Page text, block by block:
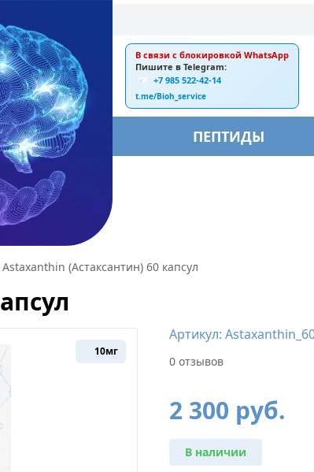
В связи с блокировкой WhatsApp
Пишите в Telegram:
+7 985 522-42-14
t.me/Bioh_service
ПЕПТИДЫ
Astaxanthin (Астаксантин) 60 капсул
10мг
Артикул:
0 отзывов
2 300 руб.
В наличии